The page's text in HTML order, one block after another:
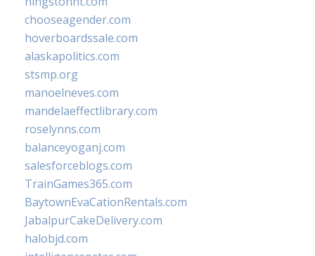
chooseagender.com
hoverboardssale.com
alaskapolitics.com
stsmp.org
manoelneves.com
mandelaeffectlibrary.com
roselynns.com
balanceyoganj.com
salesforceblogs.com
TrainGames365.com
BaytownEvaCationRentals.com
JabalpurCakeDelivery.com
halobjd.com